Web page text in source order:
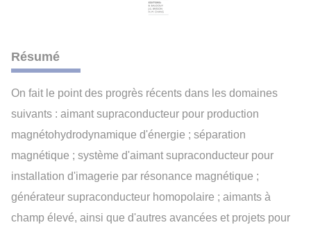
Résumé
On fait le point des progrès récents dans les domaines
suivants : aimant supraconducteur pour production
magnétohydrodynamique d'énergie ; séparation
magnétique ; système d'aimant supraconducteur pour
installation d'imagerie par résonance magnétique ;
générateur supraconducteur homopolaire ; aimants à
champ élevé, ainsi que d'autres avancées et projets pour